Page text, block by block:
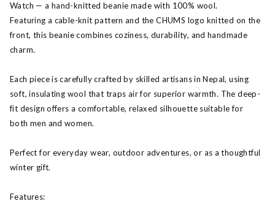
Watch — a hand-knitted beanie made with 100% wool.
Featuring a cable-knit pattern and the CHUMS logo knitted on the
front, this beanie combines coziness, durability, and handmade
charm.
Each piece is carefully crafted by skilled artisans in Nepal, using
soft, insulating wool that traps air for superior warmth. The deep-
fit design offers a comfortable, relaxed silhouette suitable for
both men and women.
Perfect for everyday wear, outdoor adventures, or as a thoughtful
winter gift.
Features: